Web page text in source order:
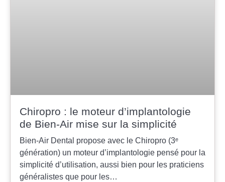
Chiropro : le moteur d’implantologie
de Bien-Air mise sur la simplicité
Bien-Air Dental propose avec le Chiropro (3ᵉ
génération) un moteur d’implantologie pensé pour la
simplicité d’utilisation, aussi bien pour les praticiens
généralistes que pour les…